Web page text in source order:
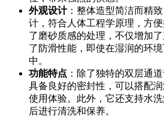
外观设计：整体造型简洁而精
计，符合人体工程学原理，方
了磨砂质感的处理，不仅增加
了防滑性能，即使在湿润的环
中。
功能特点 ：除了独特的双层通
具备良好的密封性，可以搭配
使用体验。此外，它还支持水
后进行清洗和保养。